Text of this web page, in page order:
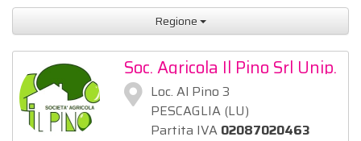
Regione
Soc. Agricola Il Pino Srl Unip.
Loc. Al Pino 3
PESCAGLIA (LU)
Partita IVA 02087020463